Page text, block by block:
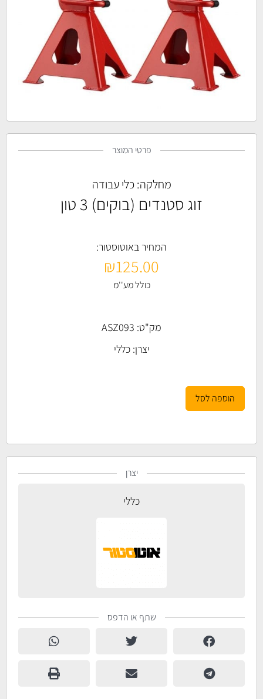
פרטי המוצר
מחלקה:כלי עבודה
זוג סטנדים (בוקים) 3 טון
המחיר באוטוסטור:
₪125.00
כולל מע''מ
מק"ט: ASZ093
יצרן:כללי
הוספה לסל
יצרן
כללי
שתף או הדפס